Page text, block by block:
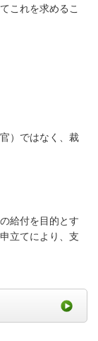
これを求めるこ
）ではなく、裁
給付を目的とす
立てにより、支